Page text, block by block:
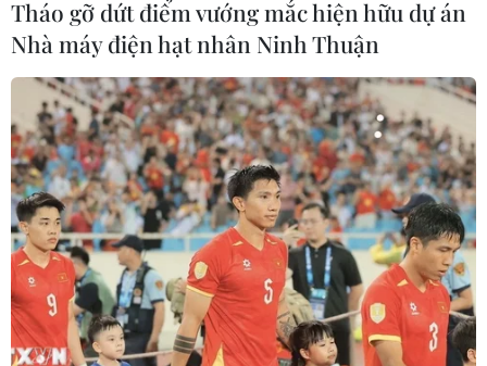
Nắng nóng khốc liệt tại Mỹ và Hàn
Quốc đe dọa sức khỏe cộng đồng
27/07/2026 23:07
Số ca nhiễm virus Tây sông Nile gia
tăng khắp châu Âu
26/07/2026 09:18
Số ca mắc sởi tại Mỹ lập đỉnh 30 năm
Tháo gỡ dứt điểm vướng mắc hiện hữu dự án
Nhà máy điện hạt nhân Ninh Thuận